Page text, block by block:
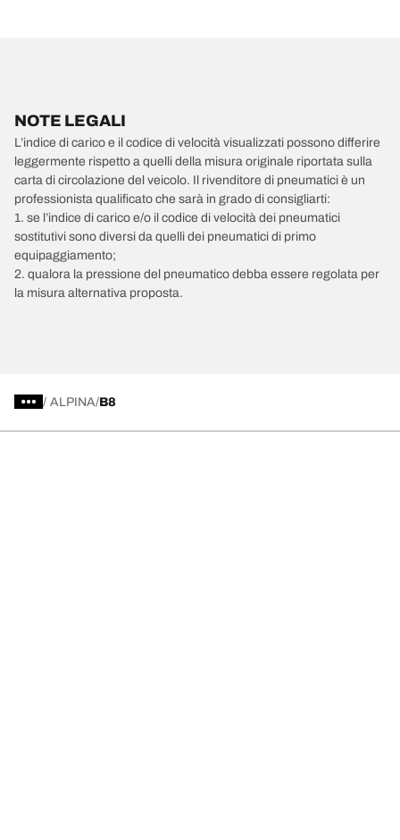
NOTE LEGALI
L’indice di carico e il codice di velocità visualizzati possono differire
leggermente rispetto a quelli della misura originale riportata sulla
carta di circolazione del veicolo. Il rivenditore di pneumatici è un
professionista qualificato che sarà in grado di consigliarti:
1. se l’indice di carico e/o il codice di velocità dei pneumatici
sostitutivi sono diversi da quelli dei pneumatici di primo
equipaggiamento;
2. qualora la pressione del pneumatico debba essere regolata per
la misura alternativa proposta.
/ ALPINA B8